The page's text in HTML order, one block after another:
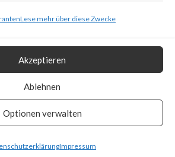
Lese mehr über diese Zwecke
Akzeptieren
Ablehnen
Optionen verwalten
Impressum
Labs has an
place for CVE-
to detect any
systems and auto